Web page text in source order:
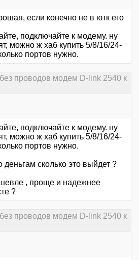
если конечно не в ютк его
подключайте к модему. ну
можно ж хаб купить 5/8/16/24-
портов нужно.
проводов модем D-link 2540 к
подключайте к модему. ну
можно ж хаб купить 5/8/16/24-
портов нужно.
сколько это выйдет ?
, проще и надежнее
?
проводов модем D-link 2540 к